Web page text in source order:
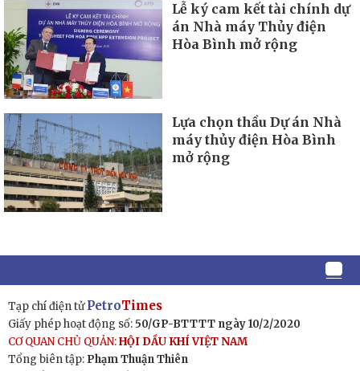
Lễ ký cam kết tài chính dự
án Nhà máy Thủy điện
Hòa Bình mở rộng
Lựa chọn thầu Dự án Nhà
máy thủy điện Hòa Bình
mở rộng
Tạp chí điện tửPetroTimes
Giấy phép hoạt động số: 50/GP-BTTTT ngày 10/2/2020
CƠ QUAN CHỦ QUẢN:HỘI DẦU KHÍ VIỆT NAM
Tổng biên tập: Phạm Thuận Thiên